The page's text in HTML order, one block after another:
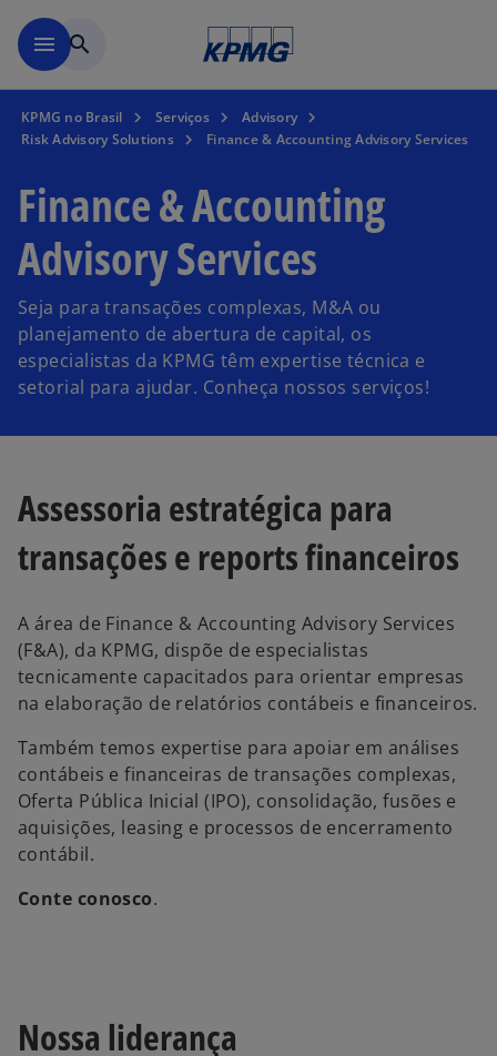
menu search
KPMG no Brasil Serviços
Advisory
Risk Advisory Solutions
Finance & Accounting Advisory Services
Finance & Accounting
Advisory Services
Seja para transações complexas, M&A ou
planejamento de abertura de capital, os
especialistas da KPMG têm expertise técnica e
setorial para ajudar. Conheça nossos serviços!
Assessoria estratégica para
transações e reports financeiros
A área de Finance & Accounting Advisory Services
(F&A), da KPMG, dispõe de especialistas
tecnicamente capacitados para orientar empresas
na elaboração de relatórios contábeis e financeiros.
Também temos expertise para apoiar em análises
contábeis e financeiras de transações complexas,
Oferta Pública Inicial (IPO), consolidação, fusões e
aquisições, leasing e processos de encerramento
contábil.
Conte conosco.
Nossa liderança